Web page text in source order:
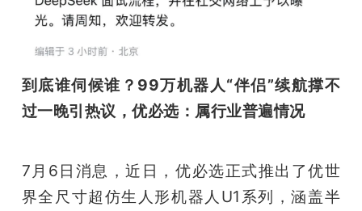
到底谁伺候谁？99万机器人“伴侣”续航撑不
过一晚引热议，优必选：属行业普遍情况
7月6日消息，近日，优必选正式推出了优世
界全尺寸超仿生人形机器人U1系列，涵盖半